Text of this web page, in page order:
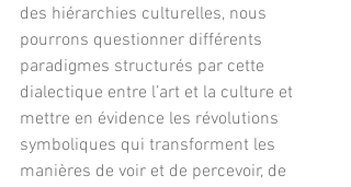
des hiérarchies culturelles, nous
pourrons questionner différents
paradigmes structurés par cette
dialectique entre l’art et la culture et
mettre en évidence les révolutions
symboliques qui transforment les
manières de voir et de percevoir, de